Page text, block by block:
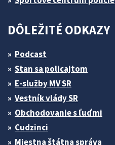
DÔLEŽITÉ ODKAZY
Podcast
Stan sa policajtom
E-služby MV SR
Vestník vlády SR
Obchodovanie s ľuďmi
Cudzinci
Miestna štátna správa